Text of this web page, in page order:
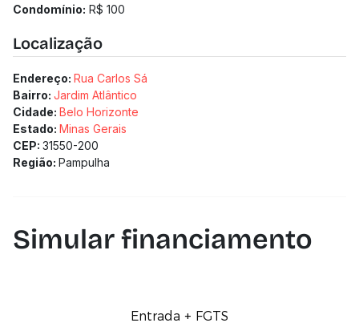
Condomínio: R$ 100
Localização
Endereço: Rua Carlos Sá
Bairro: Jardim Atlântico
Cidade: Belo Horizonte
Estado: Minas Gerais
CEP: 31550-200
Região: Pampulha
Simular financiamento